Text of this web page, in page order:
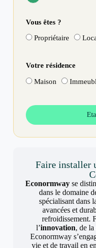
Vous êtes ?
Propriétaire
Votre résidence
Maison
Faire installer
Econormway se
dans le domaine
spécialisant dans
avancées et
refroidissement.
l’innovation, de la
Econormway
vie et de travail en